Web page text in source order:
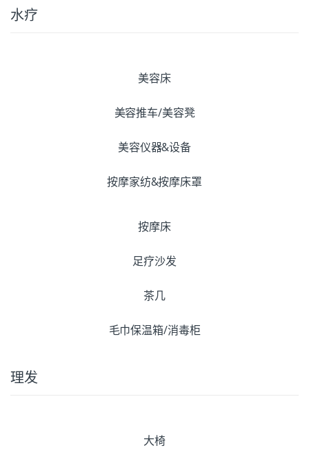
水疗
美容床
美容推车/美容凳
美容仪器&设备
按摩家纺&按摩床罩
按摩床
足疗沙发
茶几
毛巾保温箱/消毒柜
理发
大椅